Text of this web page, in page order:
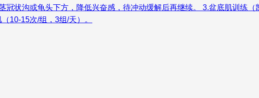
冠状沟或龟头下方，降低兴奋感，待冲动缓解后再继续。 3.盆底肌训练
10-15次/组，3组/天）。